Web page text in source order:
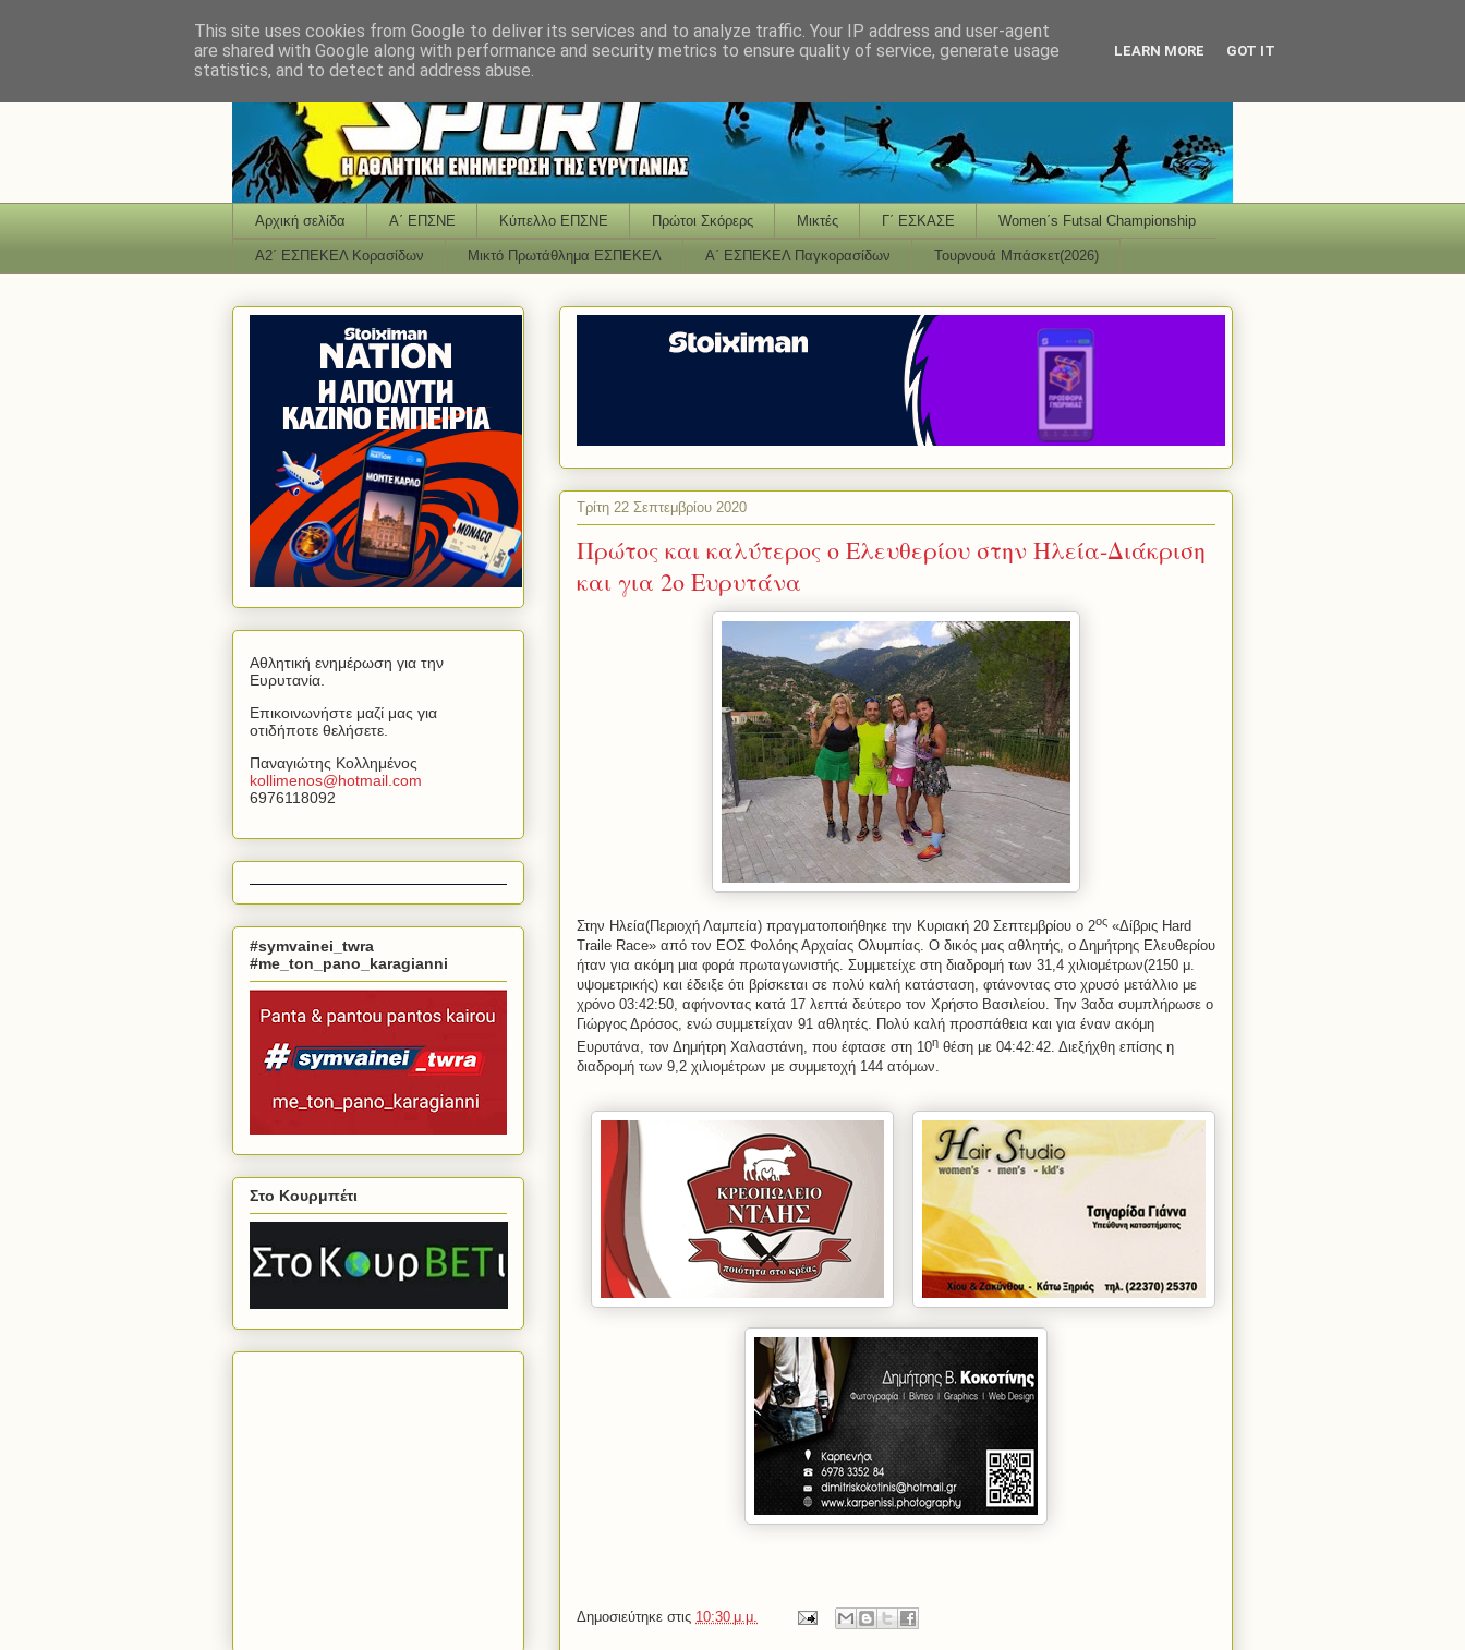
Αρχική σελίδα Α΄ ΕΠΣΝΕ Κύπελλο ΕΠΣΝΕ Πρώτοι Σκόρερς Μικτές Γ΄ ΕΣΚΑΣΕ Women΄s Futsal Championship
Α2΄ ΕΣΠΕΚΕΛ Κορασίδων Μικτό Πρωτάθλημα ΕΣΠΕΚΕΛ Α΄ ΕΣΠΕΚΕΛ Παγκορασίδων Τουρνουά Μπάσκετ(2026)
Τρίτη 22 Σεπτεμβρίου 2020
Πρώτος και καλύτερος ο Ελευθερίου στην Ηλεία-Διάκριση
και για 2ο Ευρυτάνα
Στην Ηλεία(Περιοχή Λαμπεία) πραγματοποιήθηκε την Κυριακή 20 Σεπτεμβρίου ο 2ος «Δίβρις Hard
Traile Race» από τον ΕΟΣ Φολόης Αρχαίας Ολυμπίας. Ο δικός μας αθλητής, ο Δημήτρης Ελευθερίου
ήταν για ακόμη μια φορά πρωταγωνιστής. Συμμετείχε στη διαδρομή των 31,4 χιλιομέτρων(2150 μ.
υψομετρικής) και έδειξε ότι βρίσκεται σε πολύ καλή κατάσταση, φτάνοντας στο χρυσό μετάλλιο με
χρόνο 03:42:50, αφήνοντας κατά 17 λεπτά δεύτερο τον Χρήστο Βασιλείου. Την 3αδα συμπλήρωσε ο
Γιώργος Δρόσος, ενώ συμμετείχαν 91 αθλητές. Πολύ καλή προσπάθεια και για έναν ακόμη
Ευρυτάνα, τον Δημήτρη Χαλαστάνη, που έφτασε στη 10η θέση με 04:42:42. Διεξήχθη επίσης η
διαδρομή των 9,2 χιλιομέτρων με συμμετοχή 144 ατόμων.
Δημοσιεύτηκε στις 10:30 μ.μ.
Αθλητική ενημέρωση για την
Ευρυτανία.
Επικοινωνήστε μαζί μας για
οτιδήποτε θελήσετε.
Παναγιώτης Κολλημένος
kollimenos@hotmail com
6976118092
#symvainei_twra
#me_ton_pano_karagianni
Στο Κουρμπέτι
This site uses cookies from Google to deliver its services and to analyze traffic. Your IP address and user-agent
are shared with Google along with performance and security metrics to ensure quality of service, generate usage
statistics, and to detect and address abuse.
LEARN MORE GOT IT